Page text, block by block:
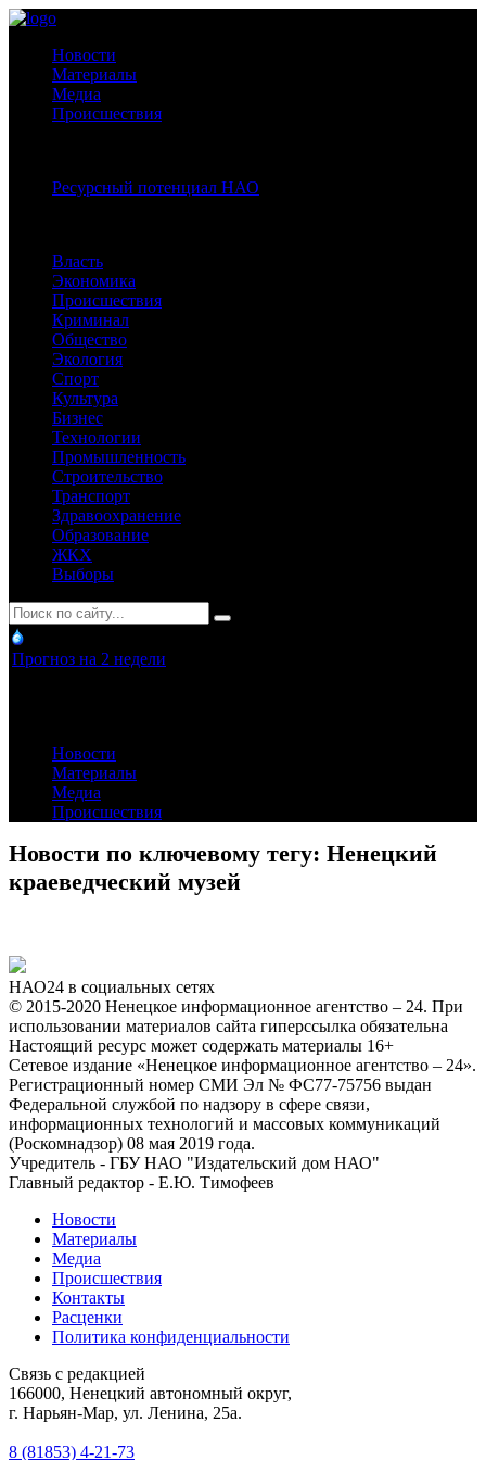
Новости
Материалы
Медиа
Происшествия
Ресурсный потенциал НАО
Власть
Экономика
Происшествия
Криминал
Общество
Экология
Спорт
Культура
Бизнес
Технологии
Промышленность
Строительство
Транспорт
Здравоохранение
Образование
ЖКХ
Выборы
Прогноз на 2 недели
Новости
Материалы
Медиа
Происшествия
Новости по ключевому тегу: Ненецкий
краеведческий музей
НАО24 в социальных сетях
© 2015-2020 Ненецкое информационное агентство – 24. При
использовании материалов сайта гиперссылка обязательна
Настоящий ресурс может содержать материалы 16+
Сетевое издание «Ненецкое информационное агентство – 24».
Регистрационный номер СМИ Эл № ФС77-75756 выдан
Федеральной службой по надзору в сфере связи,
информационных технологий и массовых коммуникаций
(Роскомнадзор) 08 мая 2019 года.
Учредитель - ГБУ НАО "Издательский дом НАО"
Главный редактор - Е.Ю. Тимофеев
Новости
Материалы
Медиа
Происшествия
Контакты
Расценки
Политика конфиденциальности
Связь с редакцией
166000, Ненецкий автономный округ,
г. Нарьян-Мар, ул. Ленина, 25а.
8 (81853) 4-21-73